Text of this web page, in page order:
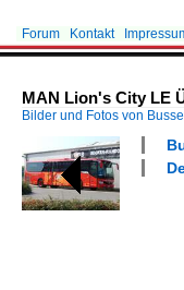
Forum Kontakt
MAN Lion's City LE
Bilder und Fotos von